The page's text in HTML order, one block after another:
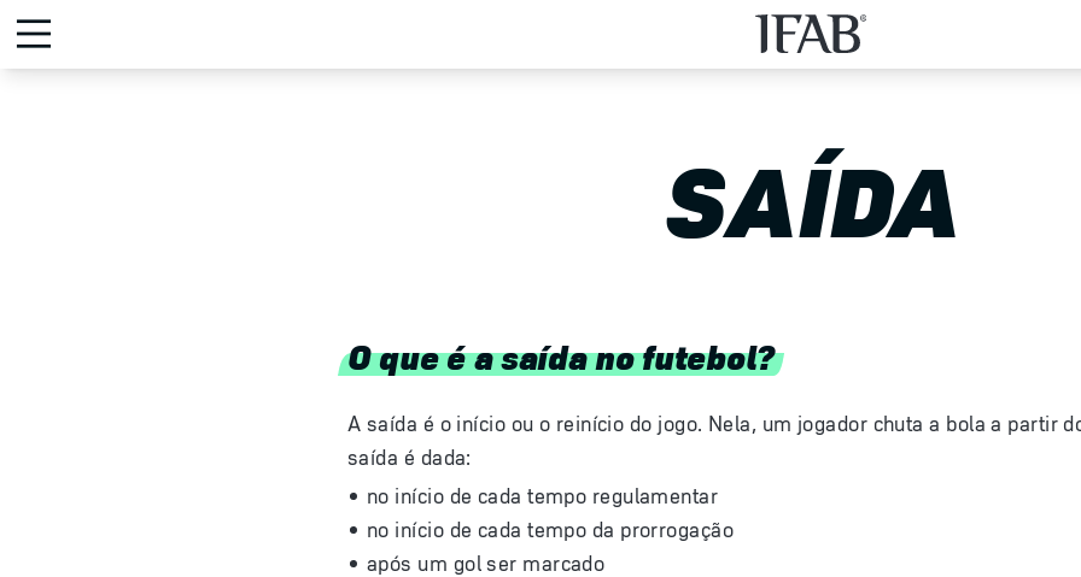
SAÍDA
O que é a saída no futebol?
A saída é o início ou o reinício do jogo. Nela, um jogador chuta a bola a partir
saída é dada:
no início de cada tempo regulamentar
no início de cada tempo da prorrogação
após um gol ser marcado